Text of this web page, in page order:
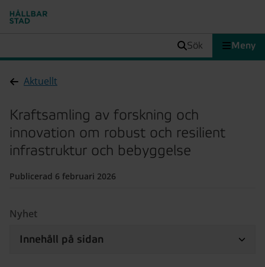
sök Meny
Aktuellt
Kraftsamling av forskning och
innovation om robust och resilient
infrastruktur och bebyggelse
Publicerad 6 februari 2026
Nyhet
Innehåll på sidan